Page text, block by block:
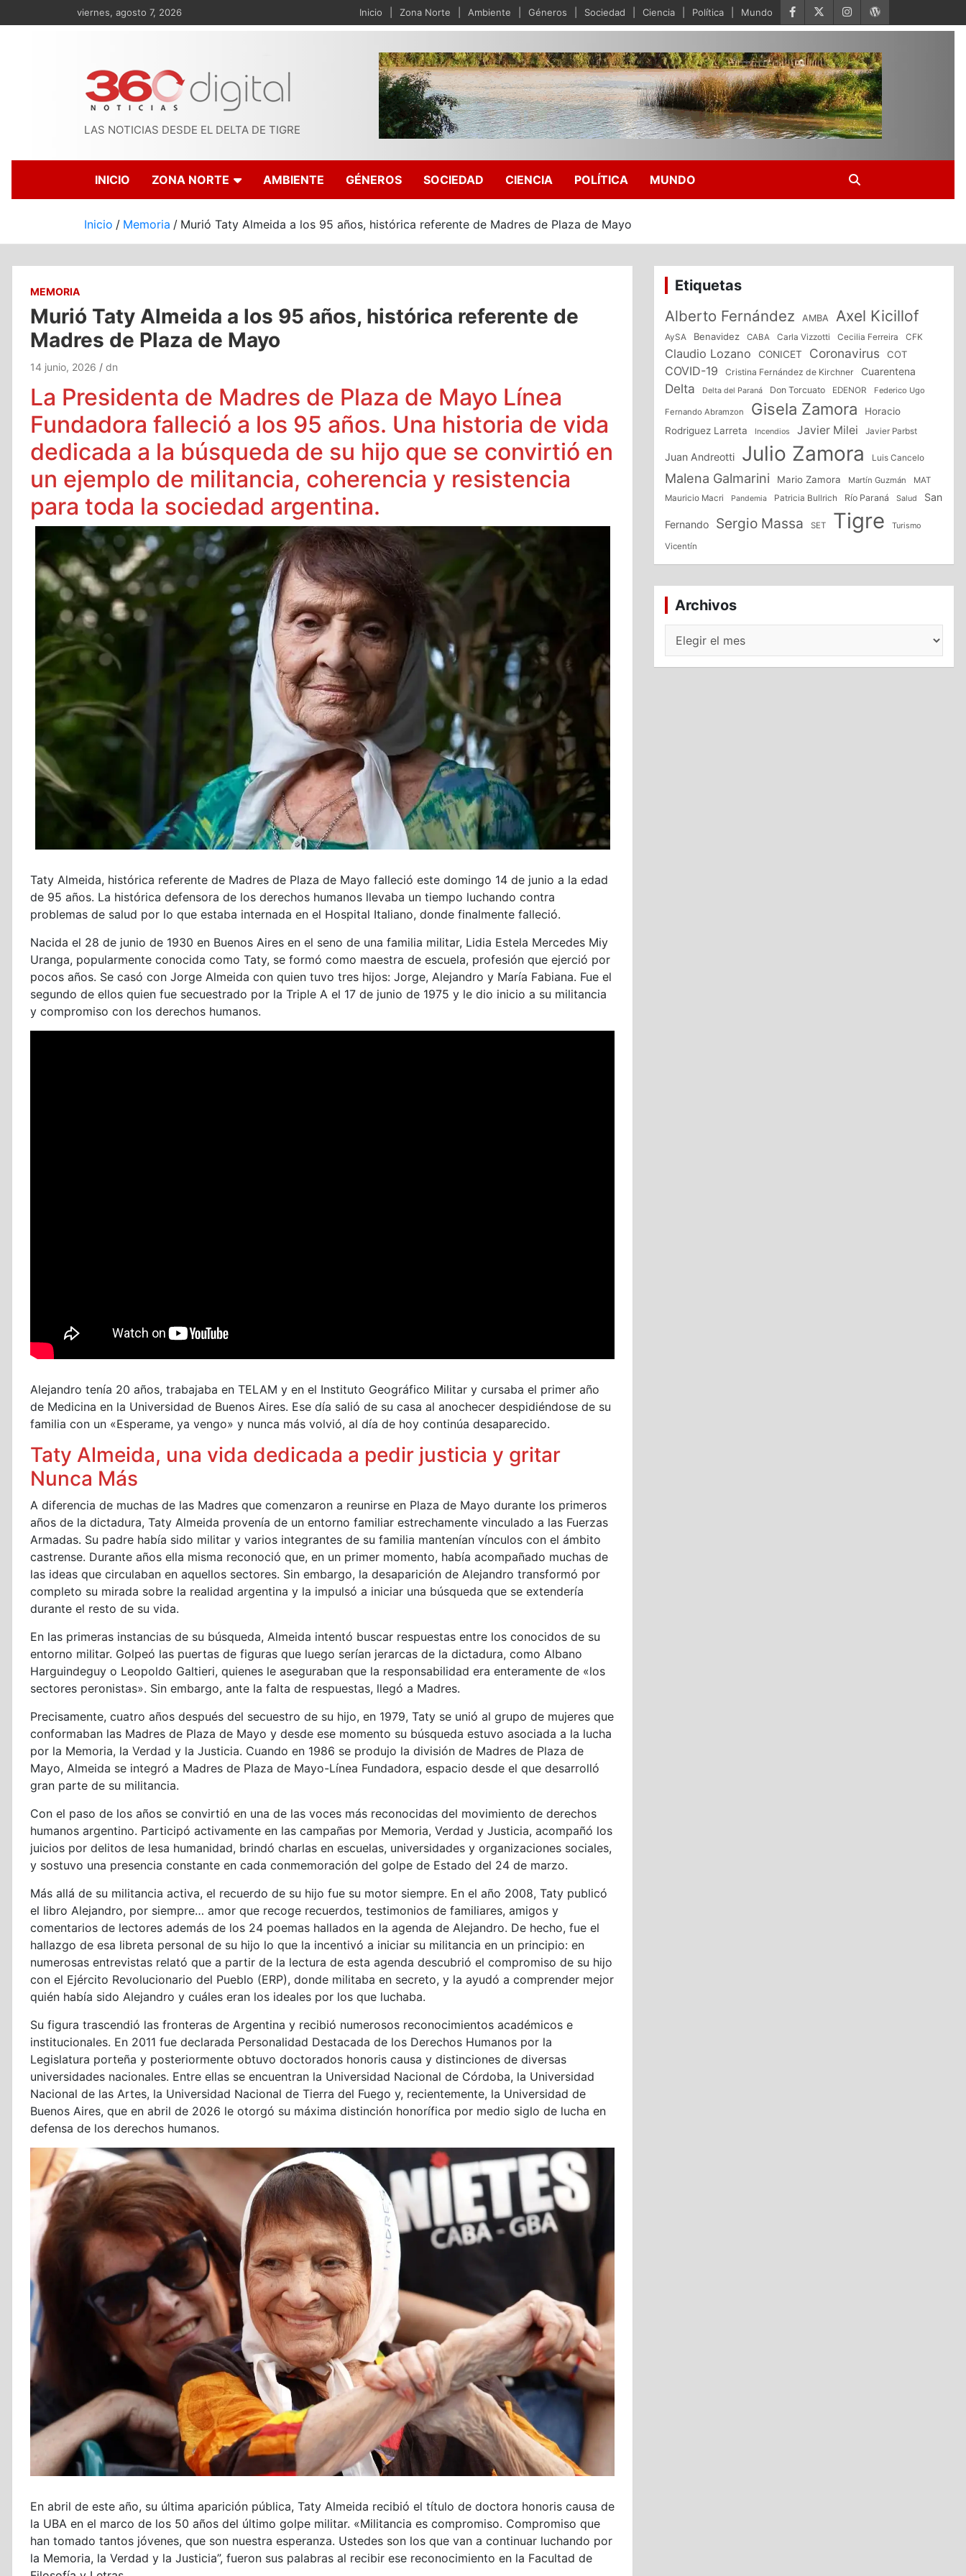
al
viernes, agosto 7, 2026 Inicio Zona Norte Ambiente Géneros Sociedad Ciencia Política Mundo
LAS NOTICIAS DESDE EL DELTA DE TIGRE
INICIO ZONA NORTE AMBIENTE GÉNEROS SOCIEDAD CIENCIA POLÍTICA MUNDO
Inicio Memoria Murió Taty Almeida a los 95 años, histórica referente de Madres de Plaza de Mayo
MEMORIA
Murió Taty Almeida a los 95 años, histórica referente de
Madres de Plaza de Mayo
14 junio, 2026 dn
La Presidenta de Madres de Plaza de Mayo Línea
Fundadora falleció a los 95 años. Una historia de vida
dedicada a la búsqueda de su hijo que se convirtió en
un ejemplo de militancia, coherencia y resistencia
para toda la sociedad argentina.
Taty Almeida, histórica referente de Madres de Plaza de Mayo falleció este domingo 14 de junio a la edad
de 95 años. La histórica defensora de los derechos humanos llevaba un tiempo luchando contra
problemas de salud por lo que estaba internada en el Hospital Italiano, donde finalmente falleció.
Nacida el 28 de junio de 1930 en Buenos Aires en el seno de una familia militar, Lidia Estela Mercedes Miy
Uranga, popularmente conocida como Taty, se formó como maestra de escuela, profesión que ejerció por
pocos años. Se casó con Jorge Almeida con quien tuvo tres hijos: Jorge, Alejandro y María Fabiana. Fue el
segundo de ellos quien fue secuestrado por la Triple A el 17 de junio de 1975 y le dio inicio a su militancia
y compromiso con los derechos humanos.
Alejandro tenía 20 años, trabajaba en TELAM y en el Instituto Geográfico Militar y cursaba el primer año
de Medicina en la Universidad de Buenos Aires. Ese día salió de su casa al anochecer despidiéndose de su
familia con un «Esperame, ya vengo» y nunca más volvió, al día de hoy continúa desaparecido.
Taty Almeida, una vida dedicada a pedir justicia y gritar
Nunca Más
A diferencia de muchas de las Madres que comenzaron a reunirse en Plaza de Mayo durante los primeros
años de la dictadura, Taty Almeida provenía de un entorno familiar estrechamente vinculado a las Fuerzas
Armadas. Su padre había sido militar y varios integrantes de su familia mantenían vínculos con el ámbito
castrense. Durante años ella misma reconoció que, en un primer momento, había acompañado muchas de
las ideas que circulaban en aquellos sectores. Sin embargo, la desaparición de Alejandro transformó por
completo su mirada sobre la realidad argentina y la impulsó a iniciar una búsqueda que se extendería
durante el resto de su vida.
En las primeras instancias de su búsqueda, Almeida intentó buscar respuestas entre los conocidos de su
entorno militar. Golpeó las puertas de figuras que luego serían jerarcas de la dictadura, como Albano
Harguindeguy o Leopoldo Galtieri, quienes le aseguraban que la responsabilidad era enteramente de «los
sectores peronistas». Sin embargo, ante la falta de respuestas, llegó a Madres.
Precisamente, cuatro años después del secuestro de su hijo, en 1979, Taty se unió al grupo de mujeres que
conformaban las Madres de Plaza de Mayo y desde ese momento su búsqueda estuvo asociada a la lucha
por la Memoria, la Verdad y la Justicia. Cuando en 1986 se produjo la división de Madres de Plaza de
Mayo, Almeida se integró a Madres de Plaza de Mayo-Línea Fundadora, espacio desde el que desarrolló
gran parte de su militancia.
Con el paso de los años se convirtió en una de las voces más reconocidas del movimiento de derechos
humanos argentino. Participó activamente en las campañas por Memoria, Verdad y Justicia, acompañó los
juicios por delitos de lesa humanidad, brindó charlas en escuelas, universidades y organizaciones sociales,
y sostuvo una presencia constante en cada conmemoración del golpe de Estado del 24 de marzo.
Más allá de su militancia activa, el recuerdo de su hijo fue su motor siempre. En el año 2008, Taty publicó
el libro Alejandro, por siempre… amor que recoge recuerdos, testimonios de familiares, amigos y
comentarios de lectores además de los 24 poemas hallados en la agenda de Alejandro. De hecho, fue el
hallazgo de esa libreta personal de su hijo lo que la incentivó a iniciar su militancia en un principio: en
numerosas entrevistas relató que a partir de la lectura de esta agenda descubrió el compromiso de su hijo
con el Ejército Revolucionario del Pueblo (ERP), donde militaba en secreto, y la ayudó a comprender mejor
quién había sido Alejandro y cuáles eran los ideales por los que luchaba.
Su figura trascendió las fronteras de Argentina y recibió numerosos reconocimientos académicos e
institucionales. En 2011 fue declarada Personalidad Destacada de los Derechos Humanos por la
Legislatura porteña y posteriormente obtuvo doctorados honoris causa y distinciones de diversas
universidades nacionales. Entre ellas se encuentran la Universidad Nacional de Córdoba, la Universidad
Nacional de las Artes, la Universidad Nacional de Tierra del Fuego y, recientemente, la Universidad de
Buenos Aires, que en abril de 2026 le otorgó su máxima distinción honorífica por medio siglo de lucha en
defensa de los derechos humanos.
En abril de este año, su última aparición pública, Taty Almeida recibió el título de doctora honoris causa de
la UBA en el marco de los 50 años del último golpe militar. «Militancia es compromiso. Compromiso que
han tomado tantos jóvenes, que son nuestra esperanza. Ustedes son los que van a continuar luchando por
la Memoria, la Verdad y la Justicia”, fueron sus palabras al recibir ese reconocimiento en la Facultad de
Etiquetas
Alberto Fernández AMBA Axel Kicillof
AySA Benavidez CABA Carla Vizzotti Cecilia Ferreira CFK
Claudio Lozano CONICET Coronavirus COT
COVID-19 Cristina Fernández de Kirchner Cuarentena
Delta Delta del Paraná Don Torcuato EDENOR Federico Ugo
Fernando Abramzon Gisela Zamora
Horacio
Rodriguez Larreta
Incendios Javier Milei Javier Parbst
Juan Andreotti Julio Zamora Luis Cancelo
Malena Galmarini Mario Zamora Martín Guzmán
MAT
Mauricio Macri
Pandemia Patricia Bullrich Río Paraná Salud San
Fernando Sergio Massa SET Tigre Turismo
Vicentín
Archivos
Archivos